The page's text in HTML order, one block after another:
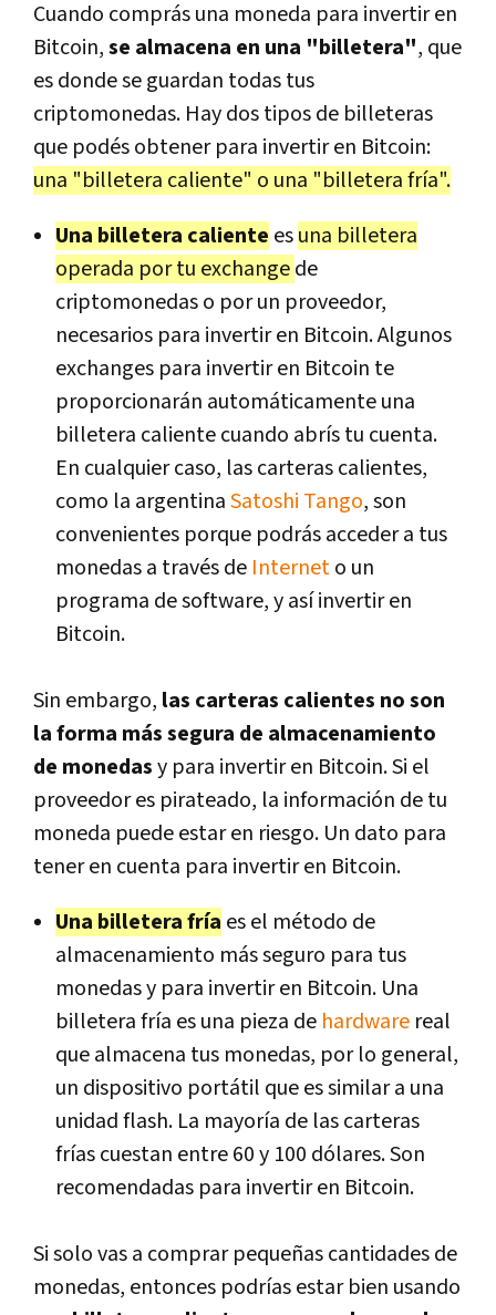
Cuando comprás una moneda para invertir en
Bitcoin,se almacena en una "billetera", que
es donde se guardan todas tus
criptomonedas. Hay dos tipos de billeteras
que podés obtener para invertir en Bitcoin:
una "billetera caliente" o una "billetera fría".
Una billetera caliente esuna billetera
operada por tu exchangede
criptomonedas o por un proveedor,
necesarios para invertir en Bitcoin. Algunos
exchanges para invertir en Bitcoin te
proporcionarán automáticamente una
billetera caliente cuando abrís tu cuenta.
En cualquier caso, las carteras calientes,
como la argentinaSatoshi Tango, son
convenientes porque podrás acceder a tus
monedas a través de Interneto un
programa de software, y así invertir en
Bitcoin.
Sin embargo, las carteras calientes no son
la forma más segura de almacenamiento
de monedasy para invertir en Bitcoin. Si el
proveedor es pirateado, la información de tu
moneda puede estar en riesgo. Un dato para
tener en cuenta para invertir en Bitcoin.
Una billetera fría es el método de
almacenamiento más seguro para tus
monedas y para invertir en Bitcoin. Una
billetera fría es una pieza de hardware real
que almacena tus monedas, por lo general,
un dispositivo portátil que es similar a una
unidad flash. La mayoría de las carteras
frías cuestan entre 60 y 100 dólares. Son
recomendadas para invertir en Bitcoin.
Si solo vas a comprar pequeñas cantidades de
monedas, entonces podrías estar bien usando